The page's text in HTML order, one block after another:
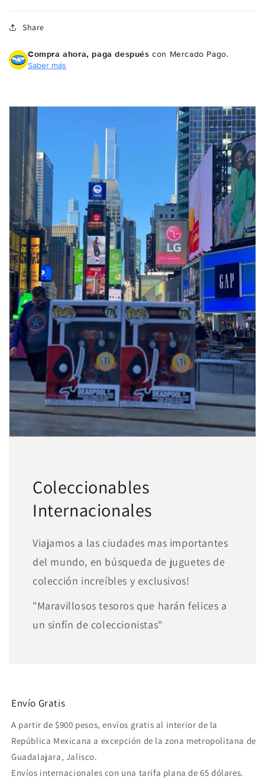
Share
Compra ahora, paga después con Mercado Pago.
Saber más
Coleccionables
Internacionales
Viajamos a las ciudades mas importantes
del mundo, en búsqueda de juguetes de
colección increíbles y exclusivos!
"Maravillosos tesoros que harán felices a
un sinfín de coleccionistas"
Envío Gratis
A partir de $900 pesos, envíos gratis al interior de la
República Mexicana a excepción de la zona metropolitana de
Guadalajara, Jalisco.
Envíos internacionales con una tarifa plana de 65 dólares.
Compra ahora y paga a meses
sin tarjeta de crédito
1 Agrega tu producto al carrito yelige
pagar con Meses sin Tarjeta.
2 En tu cuenta de Mercado Pago,elige
la cantidad de mesesy confirma.
3 Paga mes a mes
con saldo disponible,
débito u otros medios.
Crédito sujeto a aprobación.
¿Tienes dudas? Consulta nuestraAyuda.